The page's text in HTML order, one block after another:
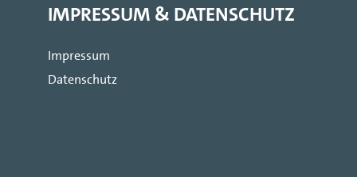
IMPRESSUM & DATENSCHUTZ
Impressum
Datenschutz